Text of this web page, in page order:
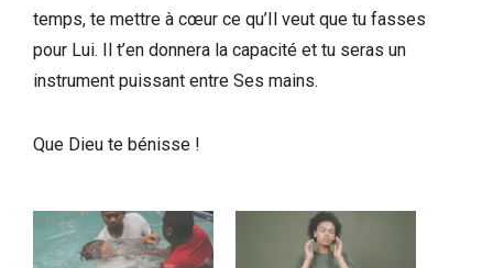
temps, te mettre à cœur ce qu’Il veut que tu fasses
pour Lui. Il t’en donnera la capacité et tu seras un
instrument puissant entre Ses mains.
Que Dieu te bénisse !